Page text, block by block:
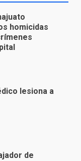
lesiona a
de
salva